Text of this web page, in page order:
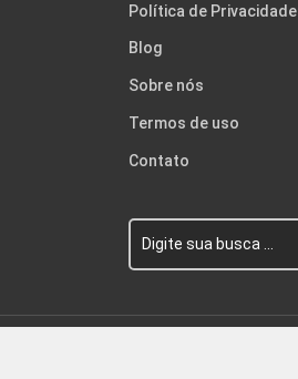
Política de Privacidade
Blog
Sobre nós
Termos de uso
Contato